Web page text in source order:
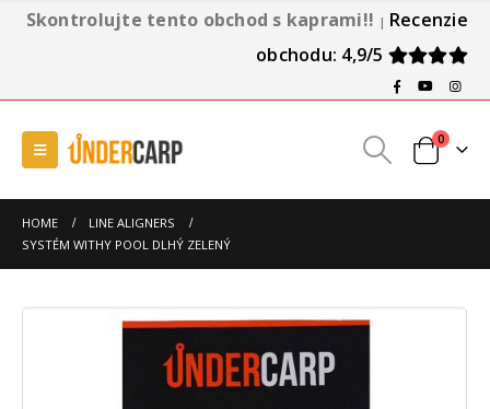
Skontrolujte tento obchod s kaprami!! | Recenzie
obchodu: 4,9/5
0
HOME
LINE ALIGNERS
SYSTÉM WITHY POOL DLHÝ ZELENÝ